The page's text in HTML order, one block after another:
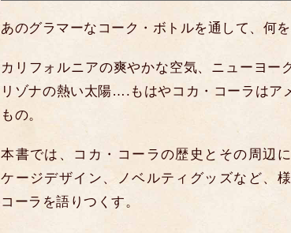
あのグラマーなコーク・ボトルを通して、何を
カリフォルニアの爽やかな空気、ニューヨー
リゾナの熱い太陽….もはやコカ・コーラはア
もの。
本書では、コカ・コーラの歴史とその周辺
ケージデザイン、ノベルティグッズなど、
コーラを語りつくす。